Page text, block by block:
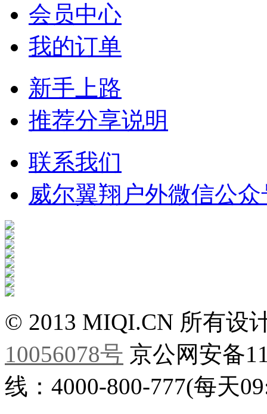
会员中心
我的订单
新手上路
推荐分享说明
联系我们
威尔翼翔户外微信公
© 2013 MIQI.CN 所有设
10056078号 京公网安备
线：4000-800-777(每天